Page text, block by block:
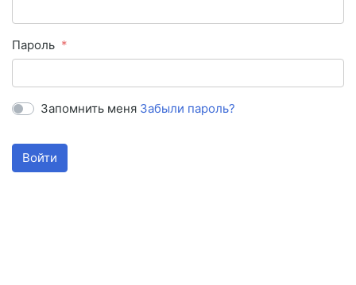
Пароль
Запомнить меня Забыли пароль?
Войти